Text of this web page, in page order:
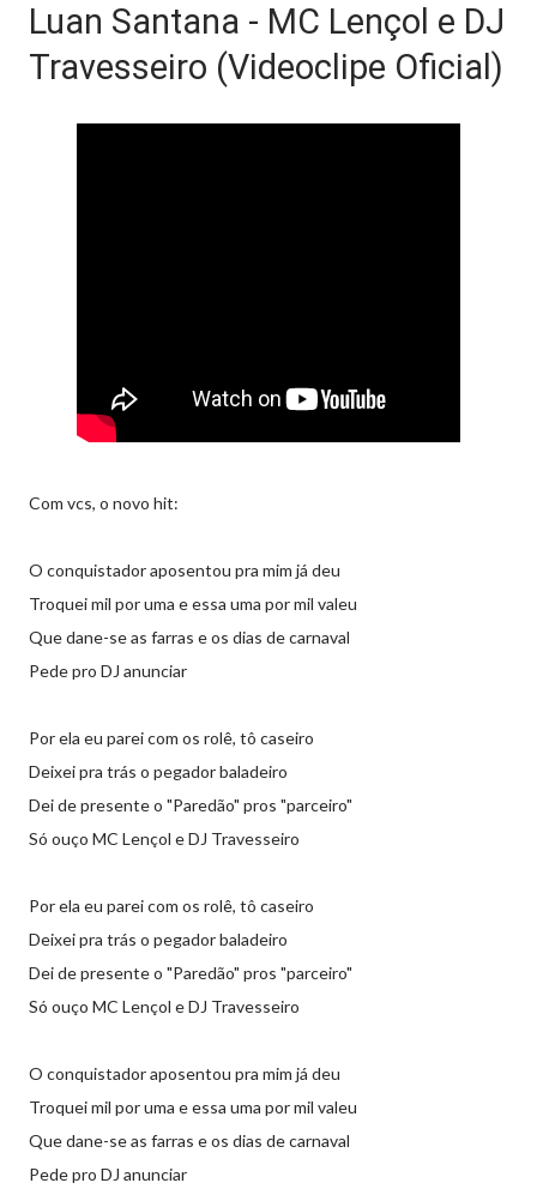
Luan Santana - MC Lençol e DJ
Travesseiro (Videoclipe Oficial)
Com vcs, o novo hit:
O conquistador aposentou pra mim já deu
Troquei mil por uma e essa uma por mil valeu
Que dane-se as farras e os dias de carnaval
Pede pro DJ anunciar
Por ela eu parei com os rolê, tô caseiro
Deixei pra trás o pegador baladeiro
Dei de presente o "Paredão" pros "parceiro"
Só ouço MC Lençol e DJ Travesseiro
Por ela eu parei com os rolê, tô caseiro
Deixei pra trás o pegador baladeiro
Dei de presente o "Paredão" pros "parceiro"
Só ouço MC Lençol e DJ Travesseiro
O conquistador aposentou pra mim já deu
Troquei mil por uma e essa uma por mil valeu
Que dane-se as farras e os dias de carnaval
Pede pro DJ anunciar